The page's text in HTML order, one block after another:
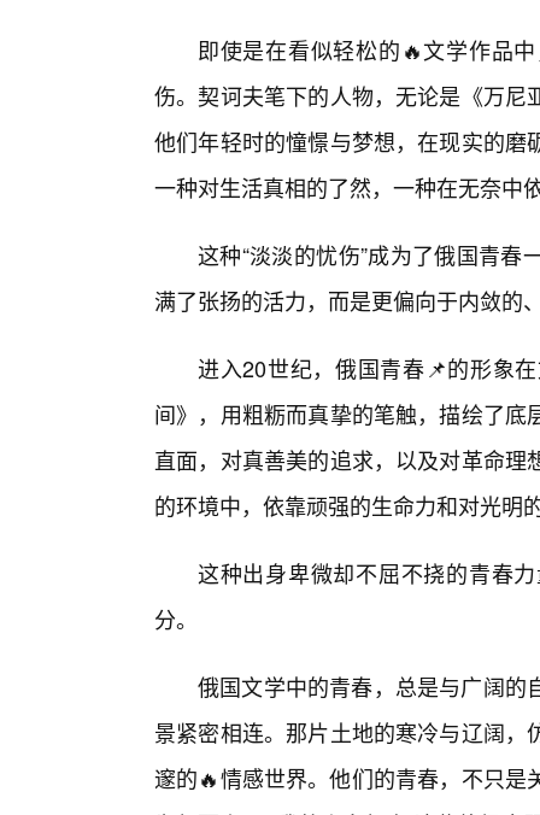
即使是在看似轻松的🔥文学作品
伤。契诃夫笔下的人物，无论是《万
他们年轻时的憧憬与梦想，在现实的
一种对生活真相的了然，一种在无奈中
这种“淡淡的忧伤”成为了俄国青
满了张扬的活力，而是更偏向于内敛的
进入20世纪，俄国青春📌的形象
间》，用粗粝而真挚的笔触，描绘了
直面，对真善美的追求，以及对革命
的环境中，依靠顽强的生命力和对光明
这种出身卑微却不屈不挠的青春
分。
俄国文学中的青春，总是与广阔的
景紧密相连。那片土地的寒冷与辽阔
邃的🔥情感世界。他们的青春，不只是